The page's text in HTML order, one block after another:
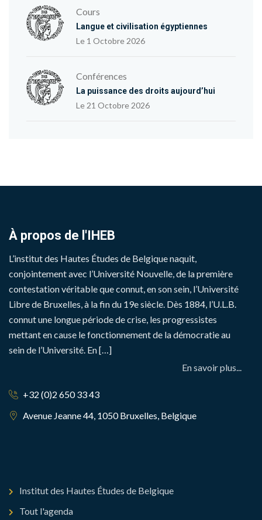
Cours
Langue et civilisation égyptiennes
Le 1 Octobre 2026
Conférences
La puissance des droits aujourd’hui
Le 21 Octobre 2026
À propos de l'IHEB
L’institut des Hautes Études de Belgique naquit,
conjointement avec l’Université Nouvelle, de la première
contestation véritable que connut, en son sein, l’Université
Libre de Bruxelles, à la fin du 19e siècle. Dès 1884, l’U.L.B.
connut une longue période de crise, les progressistes
mettant en cause le fonctionnement de la démocratie au
sein de l’Université. En […]
En savoir plus...
+32 (0)2 650 33 43
Avenue Jeanne 44, 1050 Bruxelles, Belgique
Institut des Hautes Études de Belgique
Tout l'agenda